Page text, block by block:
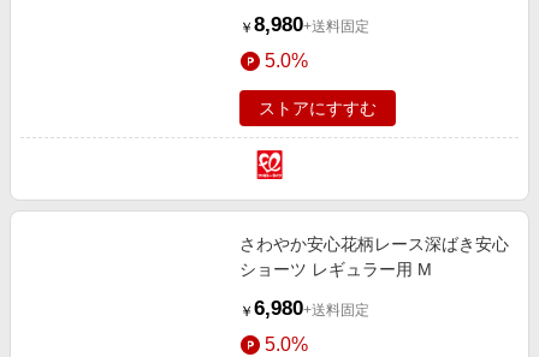
￥ 8,980+送料固定
5.0%
ストアにすすむ
さわやか安心花柄レース深ばき安心
ショーツ レギュラー用 M
￥ 6,980+送料固定
5.0%